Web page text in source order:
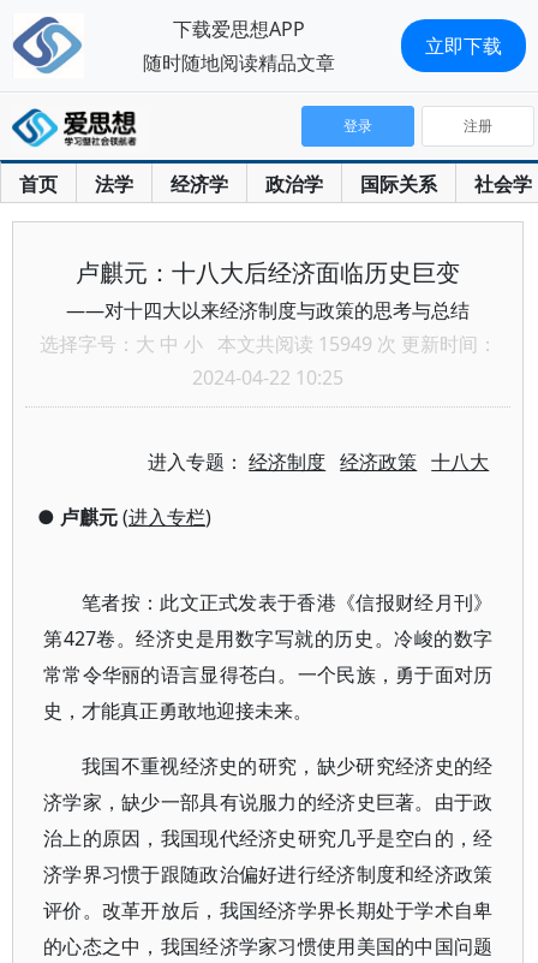
首页 法学 经济学 政治学 国际关系 社会学
登录 注册
卢麒元：十八大后经济面临历史巨变
——对十四大以来经济制度与政策的思考与总结
选择字号： 大 中 小 本文共阅读 15949 次 更新时间：
2024-04-22 10:25
进入专题：经济制度 经济政策 十八大
● 卢麒元(进入专栏)
笔者按：此文正式发表于香港《信报财经月刊》
第427卷。经济史是用数字写就的历史。冷峻的数字
常常令华丽的语言显得苍白。一个民族，勇于面对历
史，才能真正勇敢地迎接未来。
我国不重视经济史的研究，缺少研究经济史的经
济学家，缺少一部具有说服力的经济史巨著。由于政
治上的原因，我国现代经济史研究几乎是空白的，经
济学界习惯于跟随政治偏好进行经济制度和经济政策
评价。改革开放后，我国经济学界长期处于学术自卑
的心态之中，我国经济学家习惯使用美国的中国问题
下载爱思想APP
随时随地阅读精品文章
立即下载